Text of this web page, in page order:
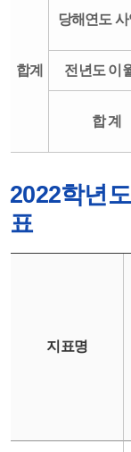
합계
당해연도 사
전년도 이
합 계
2022학년
표
지표명